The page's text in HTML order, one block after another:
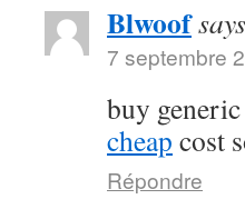
Blwoof
7 septembre
buy
cheap cost
Répondre